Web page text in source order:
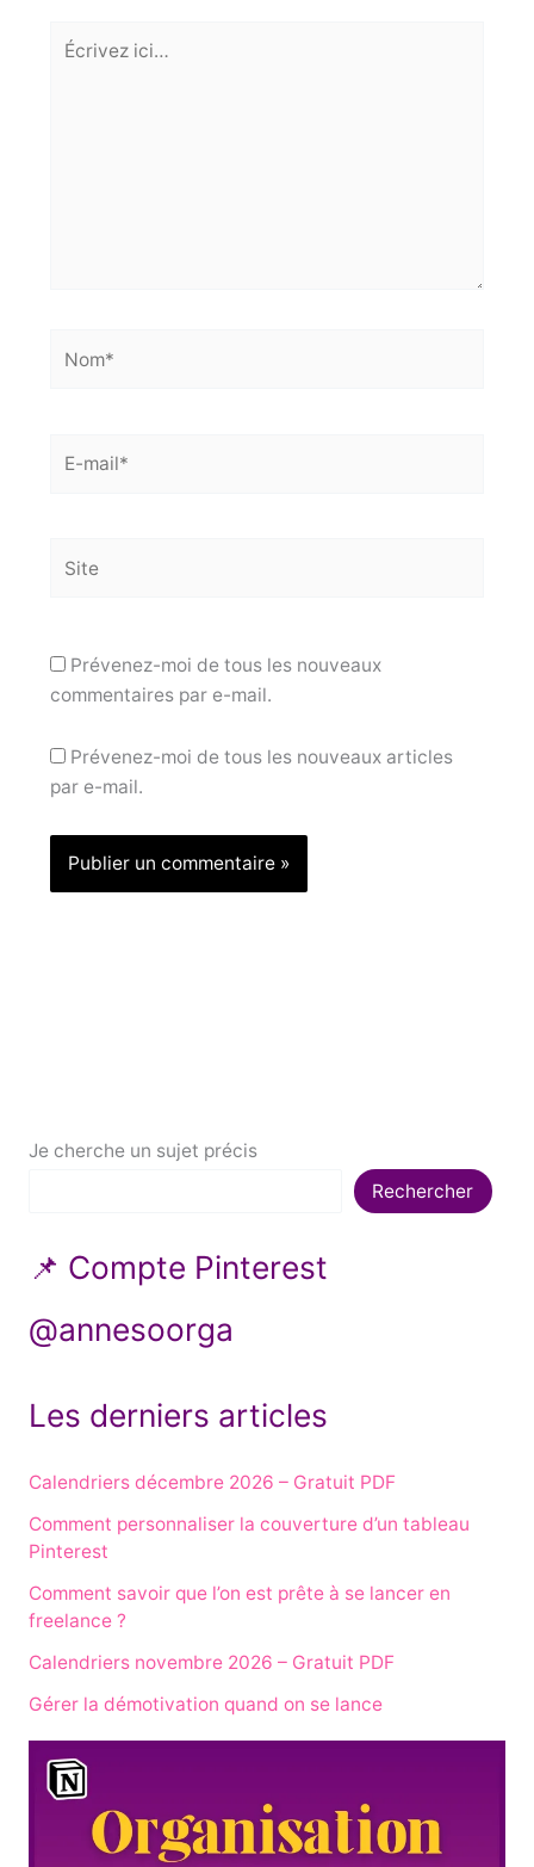
Écrivez
ici…
mail*
Prévenez-moi de tous les nouveaux
commentaires par e-mail.
Prévenez-moi de tous les nouveaux articles
par e-mail.
Je cherche un sujet précis
Rechercher
📌 Compte Pinterest
@annesoorga
Les derniers articles
Calendriers décembre 2026 – Gratuit PDF
Comment personnaliser la couverture d’un tableau
Pinterest
Comment savoir que l’on est prête à se lancer en
freelance ?
Calendriers novembre 2026 – Gratuit PDF
Gérer la démotivation quand on se lance